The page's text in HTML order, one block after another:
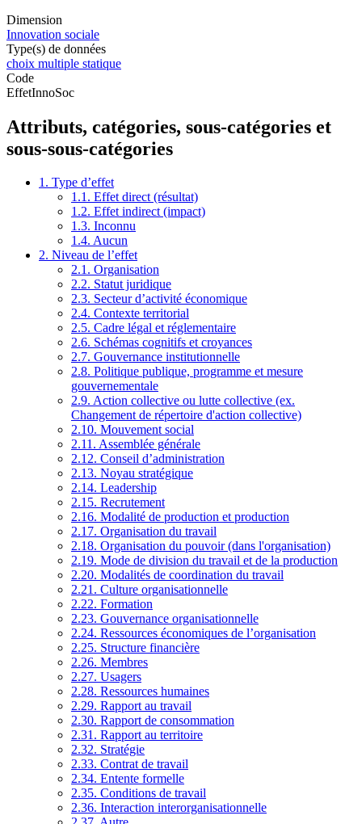
Dimension
Innovation sociale
Type(s) de données
choix multiple statique
Code
EffetInnoSoc
Attributs, catégories, sous-catégories et
sous-sous-catégories
1. Type d’effet
1.1. Effet direct (résultat)
1.2. Effet indirect (impact)
1.3. Inconnu
1.4. Aucun
2. Niveau de l’effet
2.1. Organisation
2.2. Statut juridique
2.3. Secteur d’activité économique
2.4. Contexte territorial
2.5. Cadre légal et réglementaire
2.6. Schémas cognitifs et croyances
2.7. Gouvernance institutionnelle
2.8. Politique publique, programme et mesure
gouvernementale
2.9. Action collective ou lutte collective (ex.
Changement de répertoire d'action collective)
2.10. Mouvement social
2.11. Assemblée générale
2.12. Conseil d’administration
2.13. Noyau stratégique
2.14. Leadership
2.15. Recrutement
2.16. Modalité de production et production
2.17. Organisation du travail
2.18. Organisation du pouvoir (dans l'organisation)
2.19. Mode de division du travail et de la production
2.20. Modalités de coordination du travail
2.21. Culture organisationnelle
2.22. Formation
2.23. Gouvernance organisationnelle
2.24. Ressources économiques de l’organisation
2.25. Structure financière
2.26. Membres
2.27. Usagers
2.28. Ressources humaines
2.29. Rapport au travail
2.30. Rapport de consommation
2.31. Rapport au territoire
2.32. Stratégie
2.33. Contrat de travail
2.34. Entente formelle
2.35. Conditions de travail
2.36. Interaction interorganisationnelle